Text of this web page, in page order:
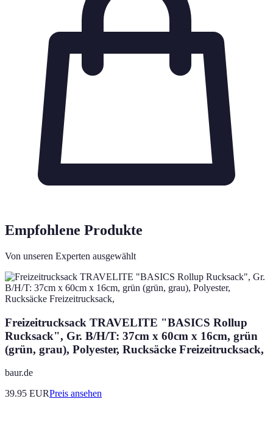
Empfohlene Produkte
Von unseren Experten ausgewählt
Freizeitrucksack TRAVELITE "BASICS Rollup
Rucksack", Gr. B/H/T: 37cm x 60cm x 16cm, grün
(grün, grau), Polyester, Rucksäcke Freizeitrucksack,
baur.de
39.95 EURPreis ansehen